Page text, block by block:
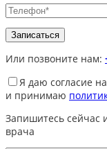
Или позвоните нам:
Я даю согласие
и принимаю
Запишитесь сейчас
врача